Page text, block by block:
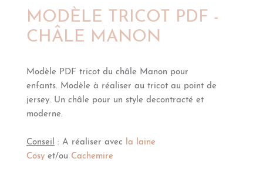
MODÈLE TRICOT PDF -
CHÂLE MANON
Modèle PDF tricot du châle Manon pour
enfants. Modèle à réaliser au tricot au point de
jersey. Un châle pour un style decontracté et
moderne.
Conseil : A réaliser avec la laine
Cosy et/ou Cachemire